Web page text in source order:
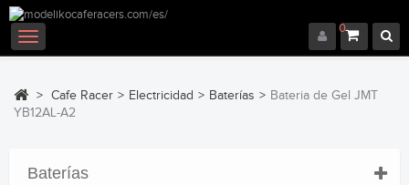
0
Navegación
Toggle
> Cafe Racer > Electricidad > Baterías > Bateria de Gel JMT
YB12AL-A2
Baterías